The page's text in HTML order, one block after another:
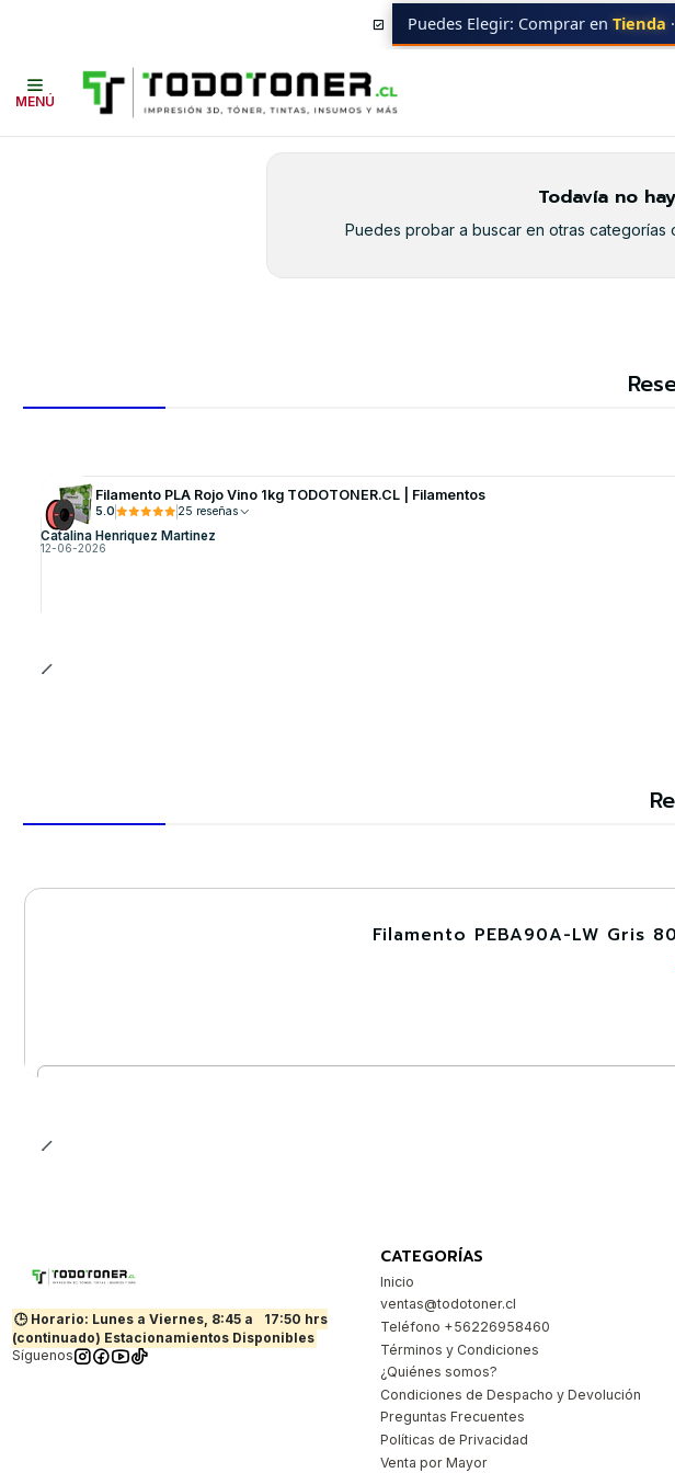
MENÚ
Puedes Elegir: Comprar en Tienda ·
SAMSUNG Equipos SAMSUNG SCX-4606
Todavía no
Puedes probar a buscar en otras
Filamento PLA Rojo Vino 1kg TODOTONER.CL | Filamentos
5.0 25 reseñas
Catalina Henriquez Martinez
12-06-2026
Filamento PEBA90A-LW Gris
🕒 Horario: Lunes a Viernes, 8:45 a
17:50 hrs
(continuado) Estacionamientos Disponibles
Síguenos
CATEGORÍAS
Inicio
ventas@todotoner.cl
Teléfono +56226958460
Términos y Condiciones
¿Quiénes somos?
Condiciones de Despacho y Devolución
Preguntas Frecuentes
Políticas de Privacidad
Venta por Mayor